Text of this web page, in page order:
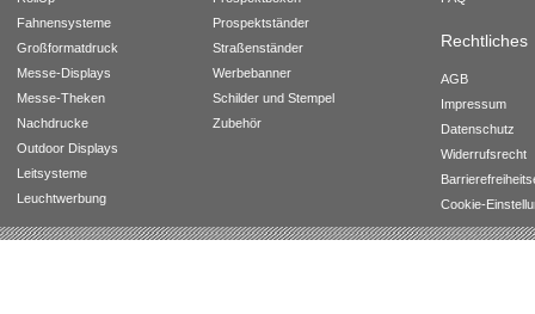
Fahnensysteme
Großformatdruck
Messe-Displays
Messe-Theken
Nachdrucke
Outdoor Displays
Leitsysteme
Leuchtwerbung
Prospektständer
Straßenständer
Werbebanner
Schilder und Stempel
Zubehör
Rechtliches
AGB
Impressum
Datenschutz
Widerrufsrecht
Cookie-